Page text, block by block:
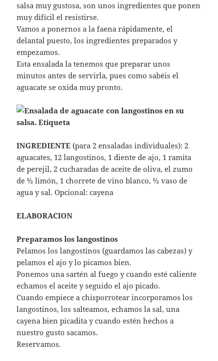
salsa muy gustosa, son unos ingredientes que ponen
muy difícil el resistirse.
Vamos a ponernos a la faena rápidamente, el
delantal puesto, los ingredientes preparados y
empezamos.
Esta ensalada la tenemos que preparar unos
minutos antes de servirla, pues como sabéis el
aguacate se oxida muy pronto.
INGREDIENTE (para 2 ensaladas individuales): 2
aguacates, 12 langostinos, 1 diente de ajo, 1 ramita
de perejil, 2 cucharadas de aceite de oliva, el zumo
de ½ limón, 1 chorrete de vino blanco, ½ vaso de
agua y sal. Opcional: cayena
ELABORACION
Preparamos los langostinos
Pelamos los langostinos (guardamos las cabezas) y
pelamos el ajo y lo picamos bien.
Ponemos una sartén al fuego y cuando esté caliente
echamos el aceite y seguido el ajo picado.
Cuando empiece a chisporrotear incorporamos los
langostinos, los salteamos, echamos la sal, una
cayena bien picadita y cuando estén hechos a
nuestro gusto sacamos.
Reservamos.